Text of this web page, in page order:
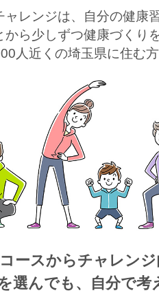
ャレンジは、自分の健康
から少しずつ健康づくり
人近くの埼玉県に住む
ースからチャレン
選んでも、自分で